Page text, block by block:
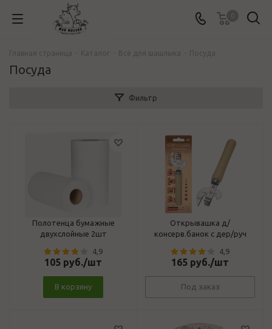
Посуда
Фильтр
Полотенца бумажные
двухслойные 2шт
4,9
105 руб./шт
В корзину
Открывашка д/
консерв.банок с дер/руч
4,9
165 руб./шт
Под заказ